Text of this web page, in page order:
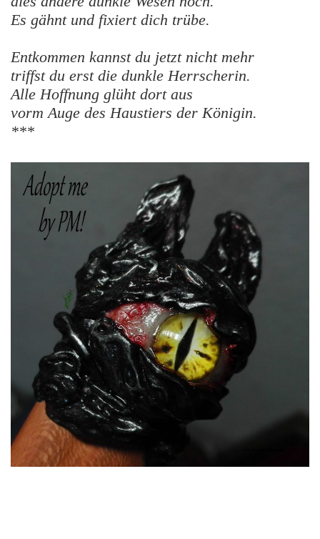
Es gähnt und fixiert dich trübe.
Entkommen kannst du jetzt nicht mehr
triffst du erst die dunkle Herrscherin.
Alle Hoffnung glüht dort aus
vorm Auge des Haustiers der Königin.
***